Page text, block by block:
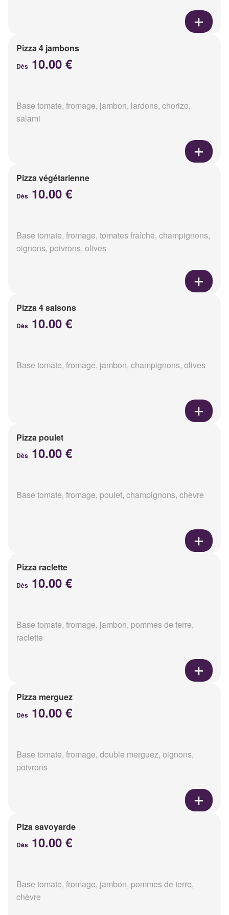
Pizza 4 jambons
Dès 10.00 €
Base tomate, fromage, jambon, lardons, chorizo,
salami
Pizza végétarienne
Dès 10.00 €
Base tomate, fromage, tomates fraîche, champignons,
oignons, poivrons, olives
Pizza 4 saisons
Dès 10.00 €
Base tomate, fromage, jambon, champignons, olives
Pizza poulet
Dès 10.00 €
Base tomate, fromage, poulet, champignons, chèvre
Pizza raclette
Dès 10.00 €
Base tomate, fromage, jambon, pommes de terre,
raclette
Pizza merguez
Dès 10.00 €
Base tomate, fromage, double merguez, oignons,
poivrons
Piza savoyarde
Dès 10.00 €
Base tomate, fromage, jambon, pommes de terre,
chèvre